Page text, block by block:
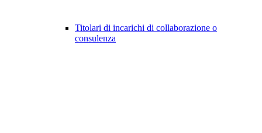
Titolari di incarichi di collaborazione o
consulenza